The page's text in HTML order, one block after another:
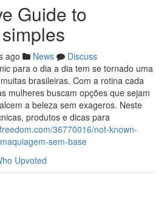
Guide to
ago News
Discuss
para o dia a dia tem se tornado uma
brasileiras. Com a rotina cada
mulheres buscam opções que sejam
a beleza sem exageros. Neste
produtos e dicas para
36770016/not-known-
sem-base
Upvoted